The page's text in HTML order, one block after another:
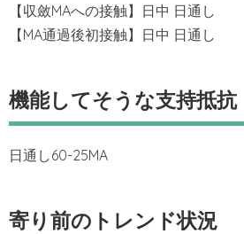
【収斂MAへの接触】日中 日通し
【MA通過後初接触】日中 日通し
機能してそうな支持抵抗
日通し60-25MA
寄り前のトレンド状況